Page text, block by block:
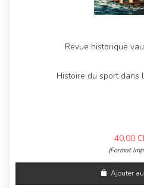
Revue historique
Histoire du sport dans
40,00
(Format
Ajouter